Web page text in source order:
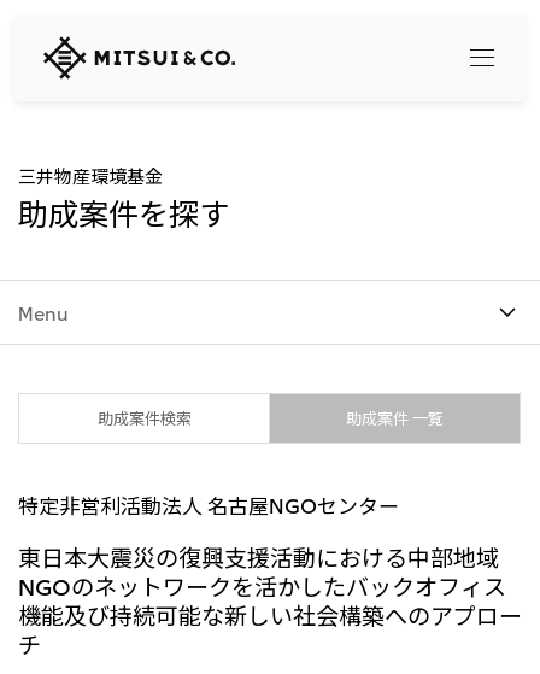
三
井
会
社
Search
トップ
モロッコで、世界で、タン
パク質バリューチェーン
八代 侑輝
会社情報
社長メッセージ
会社概要
リーダーシップチーム・役員一覧
国内・海外拠点
事業本部紹介
コーポレート・ガバナンス
三井物産のDX
トップ
重要なお知らせ
トピックス
2026年
2025年
2024年
サステナビリティ
トップ
サステナビリティ最新情報
トップコミットメント
投資家情報
三井物産環境基金
助成案件を探す
Menu
助成案件検索 助成案件 一覧
特定非営利活動法人 名古屋NGOセンター
東日本大震災の復興支援活動における中部地域
NGOのネットワークを活かしたバックオフィス
機能及び持続可能な新しい社会構築へのアプロー
チ